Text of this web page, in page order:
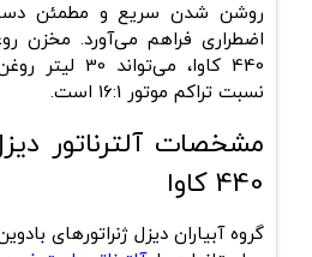
روشن شدن سریع و مطمئن
اضطراری فراهم می‌آورد. مخزن
440 کاوا،
نسبت تراکم موتور 16:1 است.
مشخصات آلترناتور
440 کاوا
گروه آبیاران دیزل ژنراتورهای